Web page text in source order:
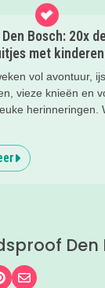
Bosch: 20x
met kinderen
vol avontuur,
vieze knieën en
herinneringen.
een gratis bucketlist
Kidsproof-deal
Den
Facebook
op Instagram
ons op
Mail ons